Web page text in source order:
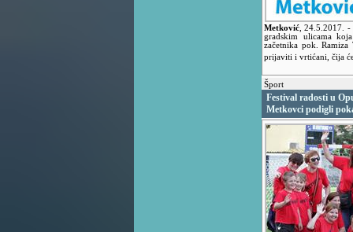
Metković ,24.5.2017. -
gradskim ulicama
začetnika pok.
prijaviti i vrtićani, čija
Šport
Festival radosti u
Metkovci podigli